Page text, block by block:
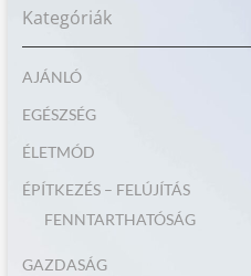
Kategóriák
AJÁNLÓ
EGÉSZSÉG
ÉLETMÓD
ÉPÍTKEZÉS – FELÚJÍTÁS
FENNTARTHATÓSÁG
GAZDASÁG